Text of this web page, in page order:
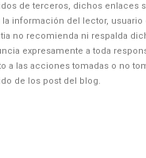
de terceros, dichos enlaces
la información del lector, usuario
no recomienda ni respalda
expresamente a toda
a las acciones tomadas o no
de los post del blog.